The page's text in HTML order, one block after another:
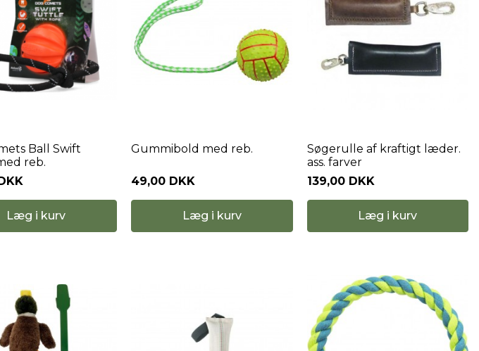
Ball Swift
reb.
Læg i kurv
Gummibold med reb.
49,00 DKK
Læg i kurv
Søgerulle af kraftigt læder.
ass. farver
139,00 DKK
Læg i kurv